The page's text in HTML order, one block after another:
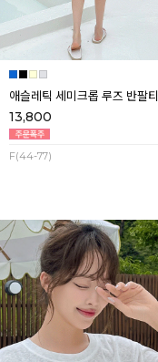
애슬레틱 세미크롭 루즈 반팔티
13,800
F(44-77)